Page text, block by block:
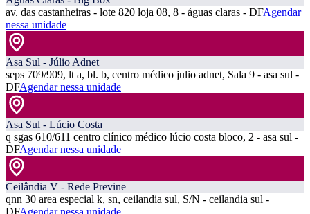
av. das castanheiras - lote 820 loja 08, 8 - águas claras - DFAgendar
nessa unidade
Asa Sul - Júlio Adnet
seps 709/909, lt a, bl. b, centro médico julio adnet, Sala 9 - asa sul -
DFAgendar nessa unidade
Asa Sul - Lúcio Costa
q sgas 610/611 centro clínico médico lúcio costa bloco, 2 - asa sul -
DFAgendar nessa unidade
Ceilândia V - Rede Previne
qnn 30 area especial k, sn, ceilandia sul, S/N - ceilandia sul -